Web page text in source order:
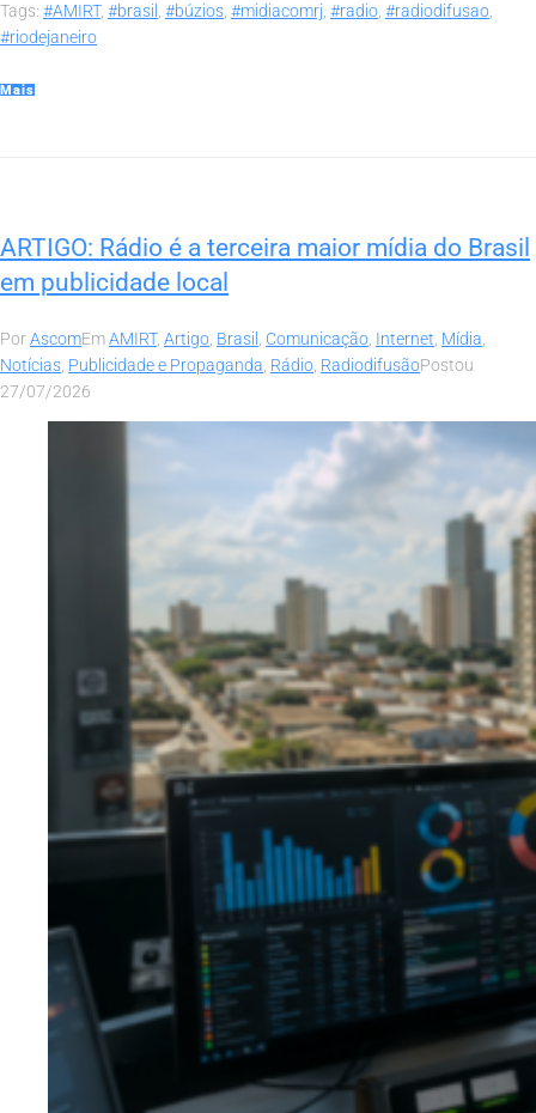
Tags: #AMIRT, #brasil , #búzios, #midiacomrj, #radio, #radiodifusao,
#riodejaneiro
Mais
ARTIGO: Rádio é a terceira maior mídia do Brasil
em publicidade local
PorAscomEmAMIRT, Artigo, Brasil , Comunicação, Internet, Mídia,
Notícias, Publicidade e Propaganda, Rádio, RadiodifusãoPostou
27/07/2026